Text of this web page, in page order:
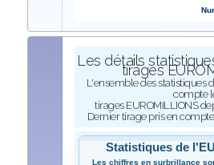
Les détails
tirages
L'ensemble des statistiques
compte
tirages EUROMILLIONS
Dernier tirage pris en
Statistiques de
Les chiffres en surbrillance